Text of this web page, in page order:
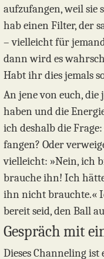
aufzufangen, weil
hab einen Filter, der
– vielleicht für
dann wird es
Habt ihr dies jemals
An jene von euch, die
haben und die
ich deshalb die
fangen? Oder
vielleicht: »Nein, ich
brauche ihn! Ich
ihn nicht brauchte.«
bereit seid, den Ball
Gespräch mit
Dieses Channeling